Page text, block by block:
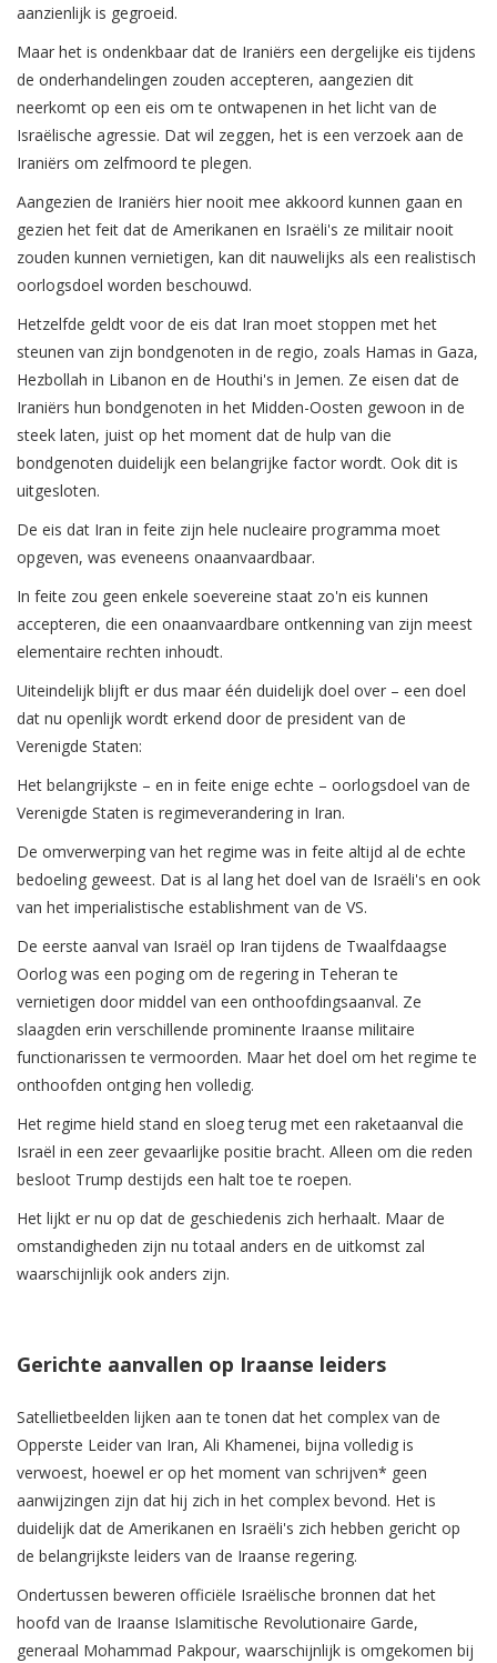
aanzienlijk is gegroeid.
Maar het is ondenkbaar dat de Iraniërs een dergelijke eis tijdens
de onderhandelingen zouden accepteren, aangezien dit
neerkomt op een eis om te ontwapenen in het licht van de
Israëlische agressie. Dat wil zeggen, het is een verzoek aan de
Iraniërs om zelfmoord te plegen.
Aangezien de Iraniërs hier nooit mee akkoord kunnen gaan en
gezien het feit dat de Amerikanen en Israëli's ze militair nooit
zouden kunnen vernietigen, kan dit nauwelijks als een realistisch
oorlogsdoel worden beschouwd.
Hetzelfde geldt voor de eis dat Iran moet stoppen met het
steunen van zijn bondgenoten in de regio, zoals Hamas in Gaza,
Hezbollah in Libanon en de Houthi's in Jemen. Ze eisen dat de
Iraniërs hun bondgenoten in het Midden-Oosten gewoon in de
steek laten, juist op het moment dat de hulp van die
bondgenoten duidelijk een belangrijke factor wordt. Ook dit is
uitgesloten.
De eis dat Iran in feite zijn hele nucleaire programma moet
opgeven, was eveneens onaanvaardbaar.
In feite zou geen enkele soevereine staat zo'n eis kunnen
accepteren, die een onaanvaardbare ontkenning van zijn meest
elementaire rechten inhoudt.
Uiteindelijk blijft er dus maar één duidelijk doel over – een doel
dat nu openlijk wordt erkend door de president van de
Verenigde Staten:
Het belangrijkste – en in feite enige echte – oorlogsdoel van de
Verenigde Staten is regimeverandering in Iran.
De omverwerping van het regime was in feite altijd al de echte
bedoeling geweest. Dat is al lang het doel van de Israëli's en ook
van het imperialistische establishment van de VS.
De eerste aanval van Israël op Iran tijdens de Twaalfdaagse
Oorlog was een poging om de regering in Teheran te
vernietigen door middel van een onthoofdingsaanval. Ze
slaagden erin verschillende prominente Iraanse militaire
functionarissen te vermoorden. Maar het doel om het regime te
onthoofden ontging hen volledig.
Het regime hield stand en sloeg terug met een raketaanval die
Israël in een zeer gevaarlijke positie bracht. Alleen om die reden
besloot Trump destijds een halt toe te roepen.
Het lijkt er nu op dat de geschiedenis zich herhaalt. Maar de
omstandigheden zijn nu totaal anders en de uitkomst zal
waarschijnlijk ook anders zijn.
Gerichte aanvallen op Iraanse leiders
Satellietbeelden lijken aan te tonen dat het complex van de
Opperste Leider van Iran, Ali Khamenei, bijna volledig is
verwoest, hoewel er op het moment van schrijven* geen
aanwijzingen zijn dat hij zich in het complex bevond. Het is
duidelijk dat de Amerikanen en Israëli's zich hebben gericht op
de belangrijkste leiders van de Iraanse regering.
Ondertussen beweren officiële Israëlische bronnen dat het
hoofd van de Iraanse Islamitische Revolutionaire Garde,
generaal Mohammad Pakpour, waarschijnlijk is omgekomen bij